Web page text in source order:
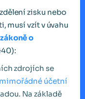
zisku nebo
musí vzít v úvahu
o
zdrojích se
účetní
Na základě